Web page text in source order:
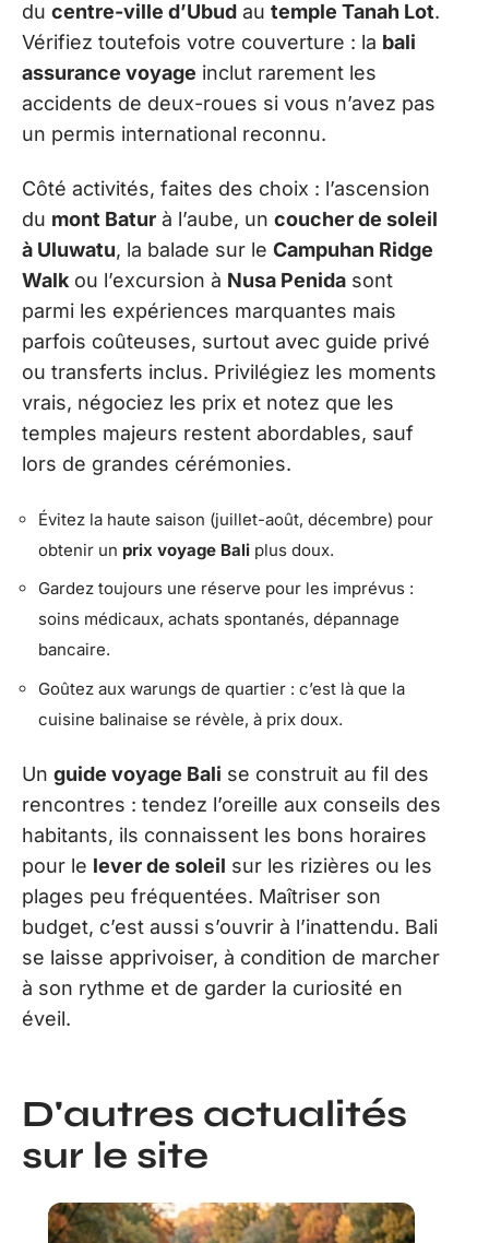
du centre-ville d’Ubud au temple Tanah Lot.
Vérifiez toutefois votre couverture : la bali
assurance voyage inclut rarement les
accidents de deux-roues si vous n’avez pas
un permis international reconnu.
Côté activités, faites des choix : l’ascension
du mont Batur à l’aube, un coucher de soleil
à Uluwatu, la balade sur le Campuhan Ridge
Walk ou l’excursion à Nusa Penida sont
parmi les expériences marquantes mais
parfois coûteuses, surtout avec guide privé
ou transferts inclus. Privilégiez les moments
vrais, négociez les prix et notez que les
temples majeurs restent abordables, sauf
lors de grandes cérémonies.
Évitez la haute saison (juillet-août, décembre) pour
obtenir un prix voyage Bali plus doux.
Gardez toujours une réserve pour les imprévus :
soins médicaux, achats spontanés, dépannage
bancaire.
Goûtez aux warungs de quartier : c’est là que la
cuisine balinaise se révèle, à prix doux.
Un guide voyage Bali se construit au fil des
rencontres : tendez l’oreille aux conseils des
habitants, ils connaissent les bons horaires
pour le lever de soleil sur les rizières ou les
plages peu fréquentées. Maîtriser son
budget, c’est aussi s’ouvrir à l’inattendu. Bali
se laisse apprivoiser, à condition de marcher
à son rythme et de garder la curiosité en
éveil.
D'autres actualités
sur le site